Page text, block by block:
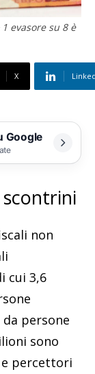
evasore su 8 è
X
Google
non
cui 3,6
persone
sono
percettori